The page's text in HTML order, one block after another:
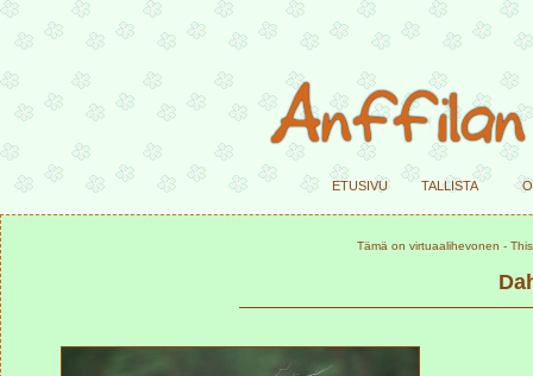
etusivu tallista
Tämä on virtuaalihevonen -